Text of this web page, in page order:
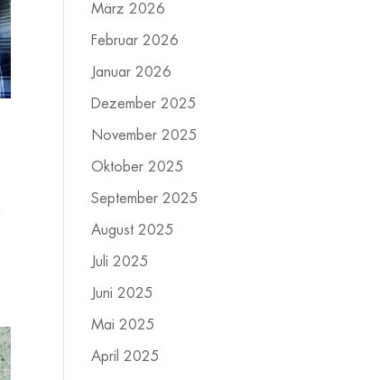
März 2026
Februar 2026
Januar 2026
Dezember 2025
November 2025
Oktober 2025
September 2025
August 2025
Juli 2025
Juni 2025
Mai 2025
April 2025